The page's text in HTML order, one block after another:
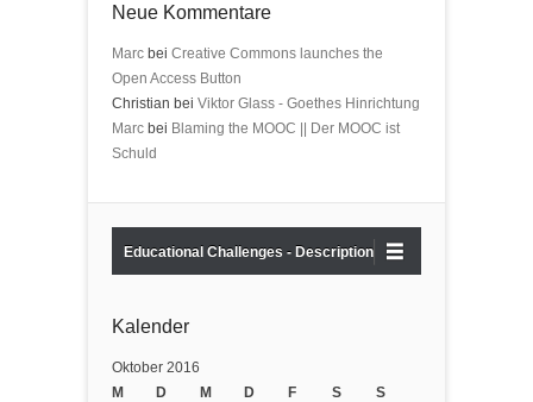
Neue Kommentare
Marc bei Creative Commons launches the
Open Access Button
Christian bei Viktor Glass - Goethes Hinrichtung
Marc bei Blaming the MOOC || Der MOOC ist
Schuld
Educational Challenges - Description
Kalender
Oktober 2016
M
D M D F S S